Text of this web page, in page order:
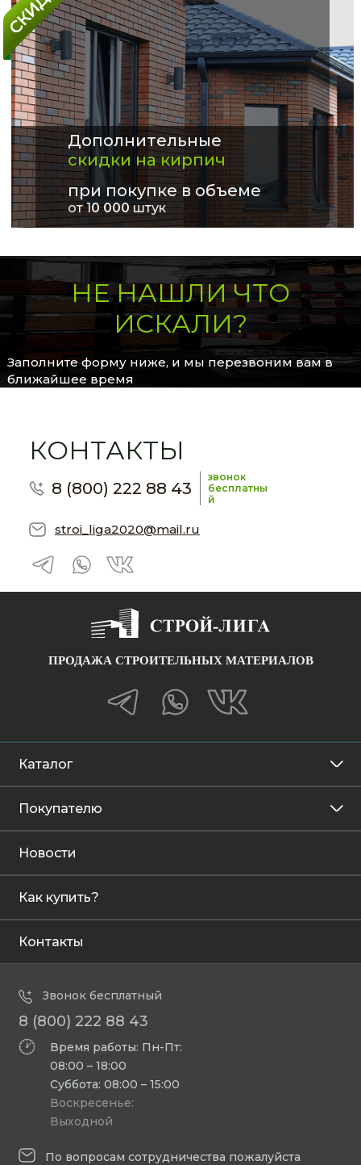
Дополнительные
скидки на кирпич
при покупке в объеме
от 10 000штук
НЕ НАШЛИ ЧТО
ИСКАЛИ?
Заполните форму ниже, и мы перезвоним вам в
ближайшее время
КОНТАКТЫ
8 (800) 222 88 43
звонок
бесплатны
й
stroi_liga2020@mail.ru
ПРОДАЖА СТРОИТЕЛЬНЫХ МАТЕРИАЛОВ
Каталог
Покупателю
Новости
Как купить?
Контакты
Звонок бесплатный
8 (800) 222 88 43
Время работы: Пн-Пт:
08:00 – 18:00
Суббота: 08:00 – 15:00
Воскресенье:
Выходной
По вопросам сотрудничества пожалуйста